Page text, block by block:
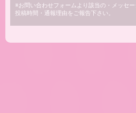
※お問い合わせフォームより該当の・メッセ
投稿時間・通報理由をご報告下さい。